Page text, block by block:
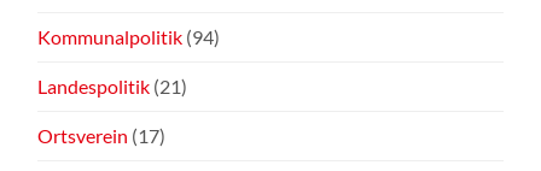
Kommunalpolitik (94)
Landespolitik (21)
Ortsverein (17)